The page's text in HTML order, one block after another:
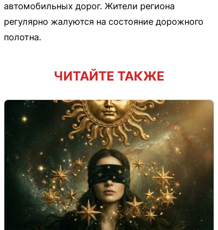
автомобильных дорог. Жители региона
регулярно жалуются на состояние дорожного
полотна.
ЧИТАЙТЕ ТАКЖЕ